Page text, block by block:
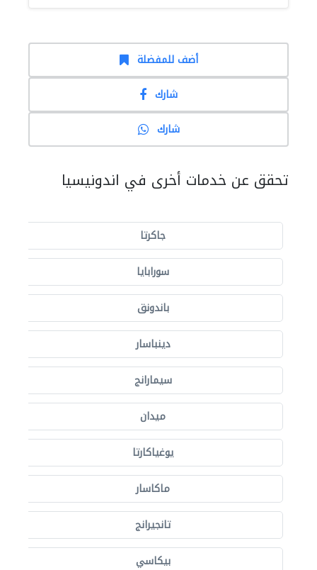
أضف للمفضلة
شارك
شارك
تحقق عن خدمات أخرى في اندونيسيا
جاكرتا
سورابايا
باندونق
دينباسار
سيمارانج
ميدان
يوغياكارتا
ماكاسار
تانجيرانج
بيكاسي